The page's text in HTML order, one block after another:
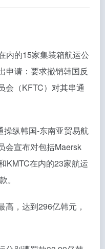
内的15家集装箱航运公
申请：要求撤销韩国反
会（KFTC）对其串通
操纵韩国-东南亚贸易航
会宣布对包括Maersk
KMTC在内的23家航运
。
，达到296亿韩元，